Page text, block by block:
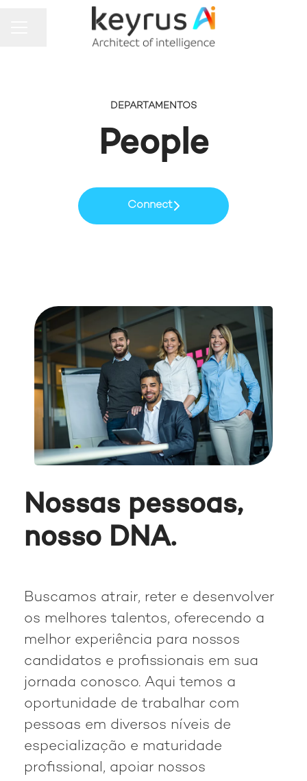
MENU DE CARREIRAS
Compartilhar a página
DEPARTAMENTOS
People
Connect
Nossas pessoas,
nosso DNA.
Buscamos atrair, reter e desenvolver
os melhores talentos, oferecendo a
melhor experiência para nossos
candidatos e profissionais em sua
jornada conosco. Aqui temos a
oportunidade de trabalhar com
pessoas em diversos níveis de
especialização e maturidade
profissional, apoiar nossos